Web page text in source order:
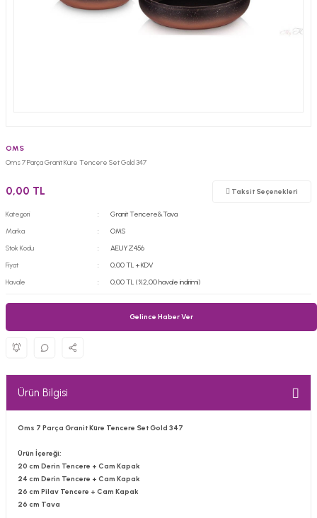
OMS
Oms 7 Parça Granit Küre Tencere Set Gold 347
0,00 TL Taksit Seçenekleri
Kategori
Granit Tencere&Tava
Marka
OMS
Stok Kodu
AEUYZ456
Fiyat
0,00 TL + KDV
Havale
0,00 TL (%2,00 havale indirimi)
Gelince Haber Ver
Ürün Bilgisi
Oms 7 Parça Granit Küre Tencere Set Gold 347
Ürün İçereği;
20 cm Derin Tencere + Cam Kapak
24 cm Derin Tencere + Cam Kapak
26 cm Pilav Tencere + Cam Kapak
26 cm Tava